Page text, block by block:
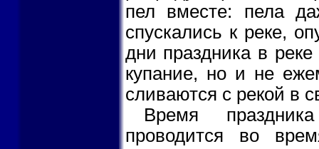
пел вместе: пела
спускались к реке,
дни праздника в
купание, но и не
сливаются с рекой в
Время
проводится во